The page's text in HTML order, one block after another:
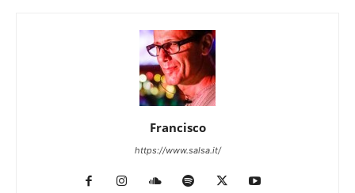
Francisco
https://www.salsa.it/